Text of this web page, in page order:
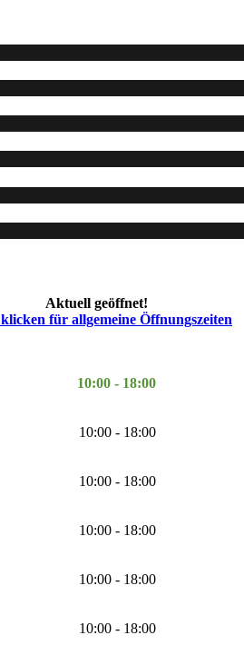
Aktuell geöffnet!
für allgemeine Öffnungszeiten
10:00 - 18:00
10:00 - 18:00
10:00 - 18:00
10:00 - 18:00
10:00 - 18:00
10:00 - 18:00